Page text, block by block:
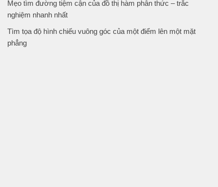
Mẹo tìm đường tiệm cận của đồ thị hàm phân thức – trắc
nghiệm nhanh nhất
Tìm tọa độ hình chiếu vuông góc của một điểm lên một mặt
phẳng